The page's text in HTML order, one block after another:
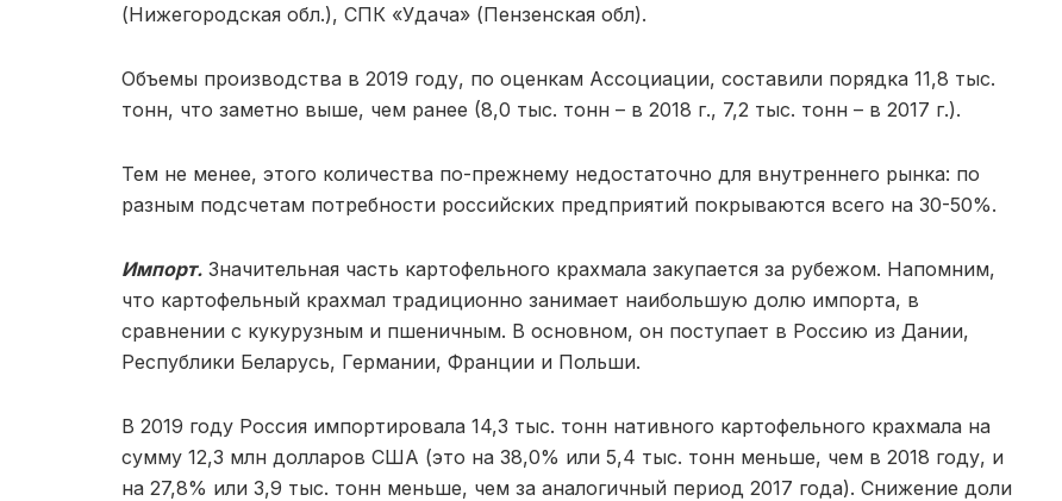
(Нижегородская обл.), СПК «Удача» (Пензенская обл).
Объемы производства в 2019 году, по оценкам Ассоциации, составили порядка 11,8 тыс.
тонн, что заметно выше, чем ранее (8,0 тыс. тонн – в 2018 г., 7,2 тыс. тонн – в 2017 г.).
Тем не менее, этого количества по-прежнему недостаточно для внутреннего рынка: по
разным подсчетам потребности российских предприятий покрываются всего на 30-50%.
Импорт. Значительная часть картофельного крахмала закупается за рубежом. Напомним,
что картофельный крахмал традиционно занимает наибольшую долю импорта, в
сравнении с кукурузным и пшеничным. В основном, он поступает в Россию из Дании,
Республики Беларусь, Германии, Франции и Польши.
В 2019 году Россия импортировала 14,3 тыс. тонн нативного картофельного крахмала на
сумму 12,3 млн долларов США (это на 38,0% или 5,4 тыс. тонн меньше, чем в 2018 году, и
на 27,8% или 3,9 тыс. тонн меньше, чем за аналогичный период 2017 года). Снижение доли